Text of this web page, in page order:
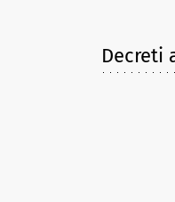
Decreti